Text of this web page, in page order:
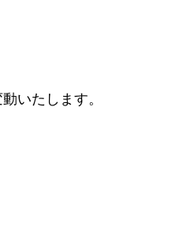
いたします。